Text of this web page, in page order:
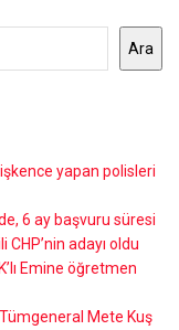
Ara
yapan polisleri
6 ay başvuru süresi
adayı oldu
Emine öğretmen
Mete Kuş